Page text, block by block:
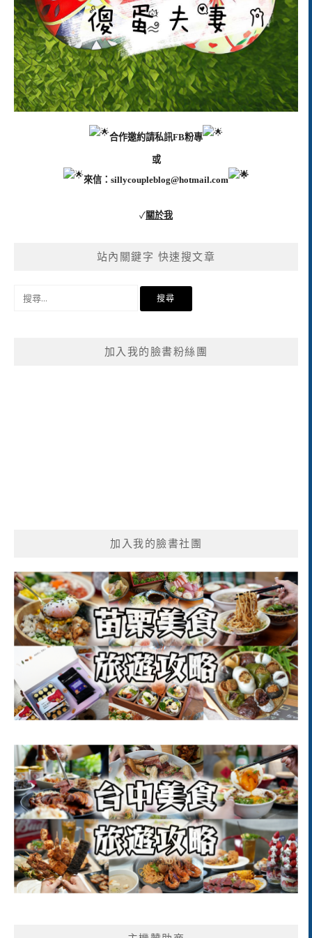
合作邀約請私訊FB粉專
或
來信： sillycoupleblog@hotmail.com
✓關於我
站內關鍵字 快速搜文章
加入我的臉書粉絲團
加入我的臉書社團